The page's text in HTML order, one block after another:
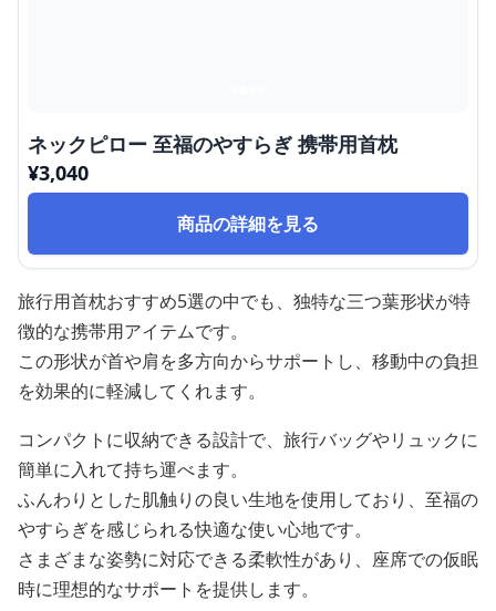
ネックピロー 至福のやすらぎ 携帯用首枕
¥3,040
商品の詳細を見る
旅行用首枕おすすめ5選の中でも、独特な三つ葉形状が特
徴的な携帯用アイテムです。
この形状が首や肩を多方向からサポートし、移動中の負担
を効果的に軽減してくれます。
コンパクトに収納できる設計で、旅行バッグやリュックに
簡単に入れて持ち運べます。
ふんわりとした肌触りの良い生地を使用しており、至福の
やすらぎを感じられる快適な使い心地です。
さまざまな姿勢に対応できる柔軟性があり、座席での仮眠
時に理想的なサポートを提供します。